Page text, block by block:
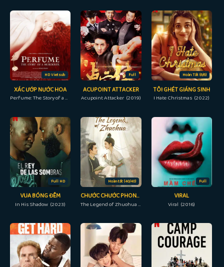
HD Vietsub
XÁC ƯỚP NƯỚC HOA
Perfume: The Story of a Murderer (2006)
Full
ACUPOINT ATTACKER
Acupoint Attacker (2019)
Hoàn Tất (6/6)
TÔI GHÉT GIÁNG SINH
I Hate Christmas (2022)
Full HD
VUA BÓNG ĐÊM
In His Shadow (2023)
Hoàn tất (40/40)
CHƯỚC CHƯỚC PHONG LƯU
The Legend of Zhuohua (2023)
Full
VIRAL
Viral (2016)